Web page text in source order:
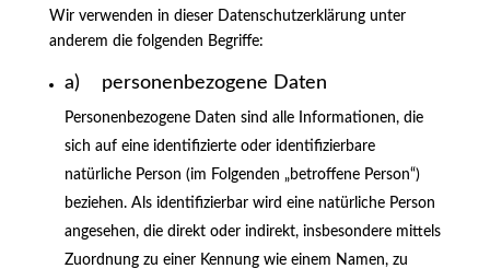
Wir verwenden in dieser Datenschutzerklärung unter
anderem die folgenden Begriffe:
a) personenbezogene Daten
Personenbezogene Daten sind alle Informationen, die
sich auf eine identifizierte oder identifizierbare
natürliche Person (im Folgenden „betroffene Person“)
beziehen. Als identifizierbar wird eine natürliche Person
angesehen, die direkt oder indirekt, insbesondere mittels
Zuordnung zu einer Kennung wie einem Namen, zu